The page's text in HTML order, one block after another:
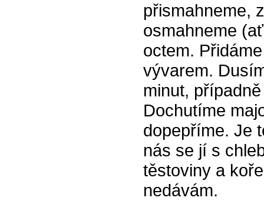
přismahneme,
osmahneme
octem.
vývarem.
minut,
Dochutíme
dopepříme. Je
nás se jí s
těstoviny a
nedávám.